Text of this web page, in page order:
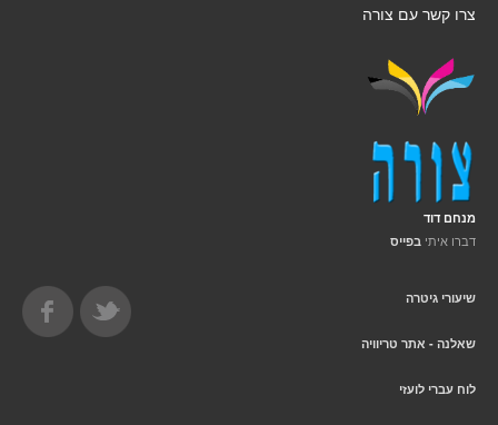
צרו קשר עם צורה
מנחם דוד
דברו איתי בפייס
שיעורי גיטרה
שאלנה - אתר טריוויה
לוח עברי לועזי